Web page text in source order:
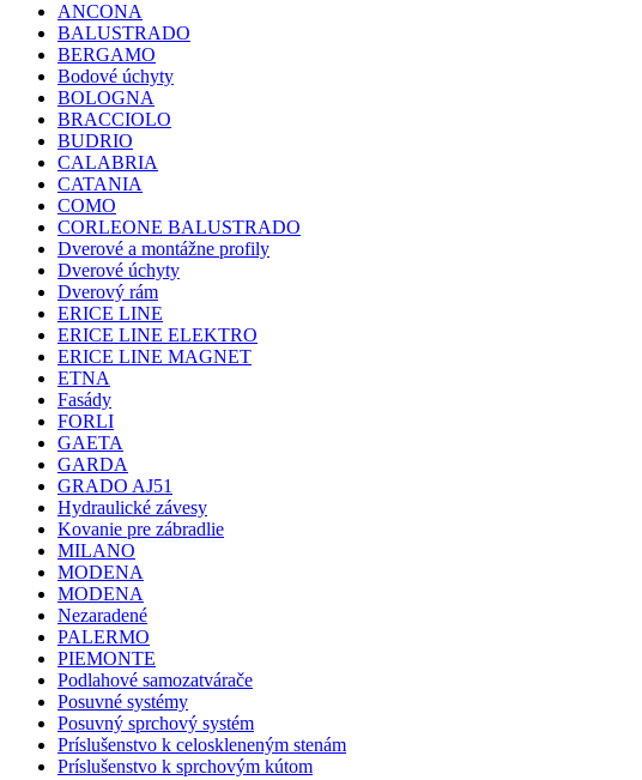
ANCONA
BALUSTRADO
BERGAMO
Bodové úchyty
BOLOGNA
BRACCIOLO
BUDRIO
CALABRIA
CATANIA
COMO
CORLEONE BALUSTRADO
Dverové a montážne profily
Dverové úchyty
Dverový rám
ERICE LINE
ERICE LINE ELEKTRO
ERICE LINE MAGNET
ETNA
Fasády
FORLI
GAETA
GARDA
GRADO AJ51
Hydraulické závesy
Kovanie pre zábradlie
MILANO
MODENA
MODENA
Nezaradené
PALERMO
PIEMONTE
Podlahové samozatvárače
Posuvné systémy
Posuvný sprchový systém
Príslušenstvo k celoskleneným stenám
Príslušenstvo k sprchovým kútom